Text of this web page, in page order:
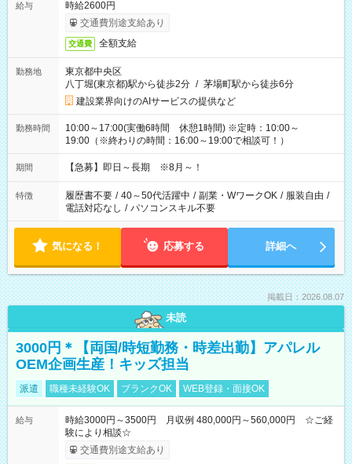
給与
時給2600円
交通費別途支給あり
交通費 全額支給
勤務地
東京都中央区
八丁堀(東京都)駅から徒歩2分 / 茅場町駅から徒歩6分
建設業界向けのAIサービスの提供など
勤務時間
10:00～17:00(実働6時間 休憩1時間) ※定時：10:00～
19:00（※終わりの時間：16:00～19:00で相談可！）
期間 【急募】即日～長期 ※8月～！
特徴 履歴書不要 / 40～50代活躍中 / 副業・WワークOK / 服装自由 /
電話対応なし / パソコンスキル不要
気になる！ 応募する 詳細へ
掲載日：2026.08.07
未読
3000円＊【両国/時短勤務・時差出勤】アパレル
OEM企画生産！キッズ担当
派遣 職種未経験OK ブランクOK WEB登録・面接OK
給与
時給3000円～3500円 月収例 480,000円～560,000円 ☆ご経
験により相談☆
交通費別途支給あり